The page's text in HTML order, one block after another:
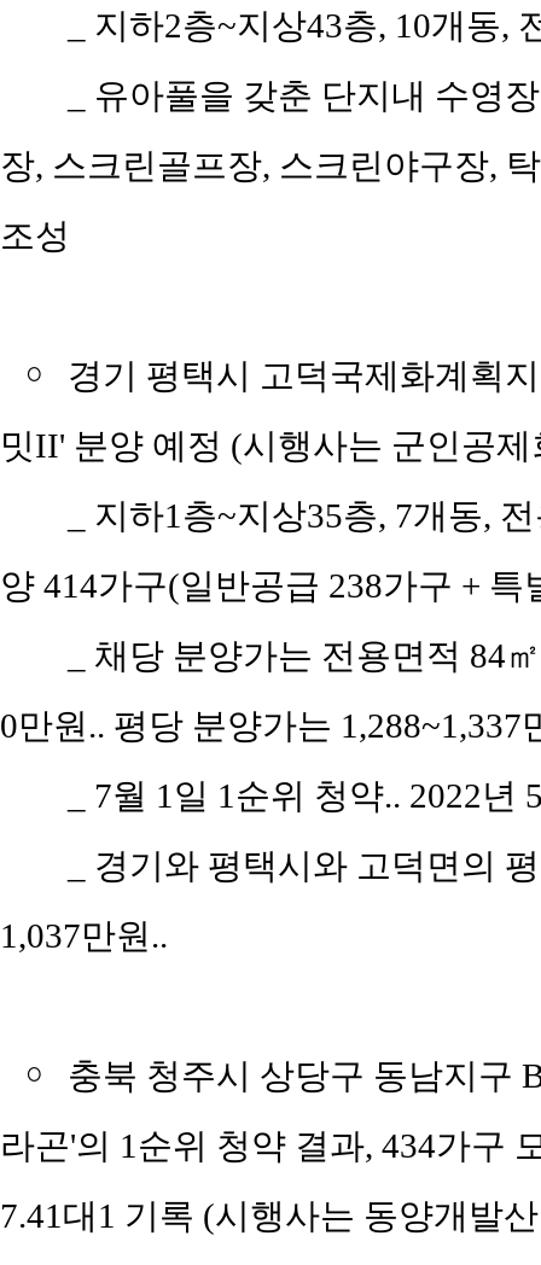
지하2층~지상43층, 10개동,
유아풀을 갖춘 단지내 수영
장, 스크린골프장, 스크린야구장,
조성
￮
경기 평택시 고덕국제화계획
밋II' 분양 예정 (시행사는 군인공
지하1층~지상35층, 7개동,
양 414가구(일반공급 238가구 + 특
채당 분양가는 전용면적 84
0만원.. 평당 분양가는 1,288~1,337
7월 1일 1순위 청약.. 2022년
경기와 평택시와 고덕면의
1,037만원..
￮
충북 청주시 상당구 동남지구
라곤'의 1순위 청약 결과, 434가구
7.41대1 기록 (시행사는 동양개발